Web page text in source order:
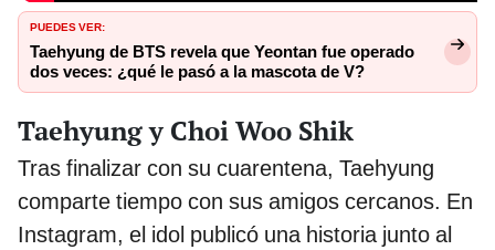
PUEDES VER:
Taehyung de BTS revela que Yeontan fue operado
dos veces: ¿qué le pasó a la mascota de V?
Taehyung y Choi Woo Shik
Tras finalizar con su cuarentena, Taehyung
comparte tiempo con sus amigos cercanos. En
Instagram, el idol publicó una historia junto al